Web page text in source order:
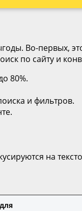
Во-первых,
по сайту и
80%.
и фильтров.
на